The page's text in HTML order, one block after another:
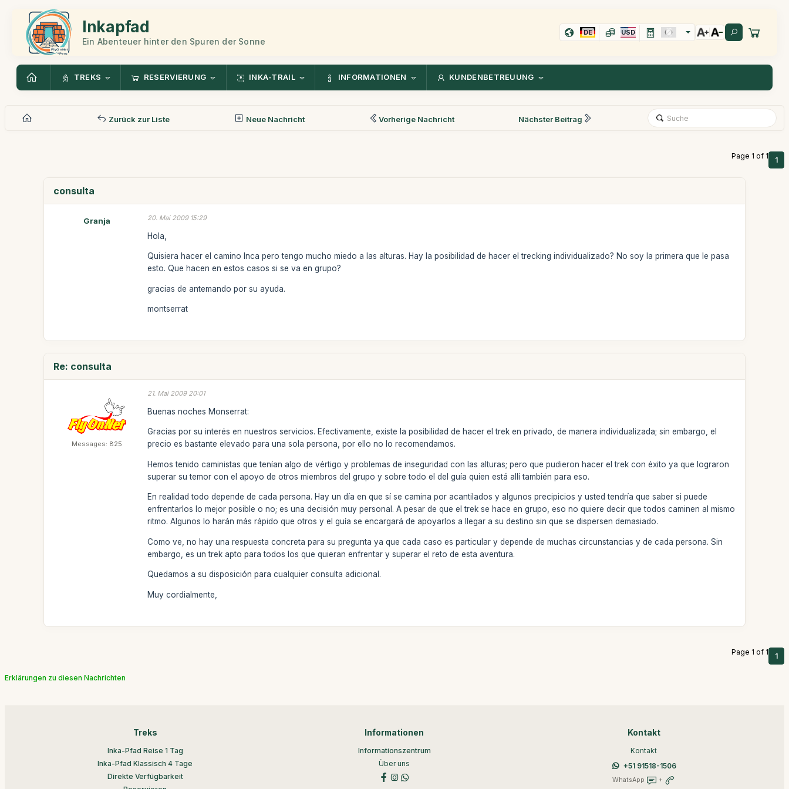
Inkapfad
Ein Abenteuer hinter den Spuren der Sonne
DE USD
TREKS RESERVIERUNG INKA-TRAIL INFORMATIONEN KUNDENBETREUUNG
Zurück zur Liste Neue Nachricht Vorherige Nachricht Nächster Beitrag
Page 1 of 1 1
consulta
Granja 20. Mai 2009 15:29
Hola,
Quisiera hacer el camino Inca pero tengo mucho miedo a las alturas. Hay la posibilidad de hacer el trecking individualizado? No soy la primera que le pasa
esto. Que hacen en estos casos si se va en grupo?
gracias de antemando por su ayuda.
montserrat
Re: consulta
Messages: 825
21. Mai 2009 20:01
Buenas noches Monserrat:
Gracias por su interés en nuestros servicios. Efectivamente, existe la posibilidad de hacer el trek en privado, de manera individualizada; sin embargo, el
precio es bastante elevado para una sola persona, por ello no lo recomendamos.
Hemos tenido caministas que tenían algo de vértigo y problemas de inseguridad con las alturas; pero que pudieron hacer el trek con éxito ya que lograron
superar su temor con el apoyo de otros miembros del grupo y sobre todo el del guía quien está allí también para eso.
En realidad todo depende de cada persona. Hay un día en que sí se camina por acantilados y algunos precipicios y usted tendría que saber si puede
enfrentarlos lo mejor posible o no; es una decisión muy personal. A pesar de que el trek se hace en grupo, eso no quiere decir que todos caminen al mismo
ritmo. Algunos lo harán más rápido que otros y el guía se encargará de apoyarlos a llegar a su destino sin que se dispersen demasiado.
Como ve, no hay una respuesta concreta para su pregunta ya que cada caso es particular y depende de muchas circunstancias y de cada persona. Sin
embargo, es un trek apto para todos los que quieran enfrentar y superar el reto de esta aventura.
Quedamos a su disposición para cualquier consulta adicional.
Muy cordialmente,
Page 1 of 1 1
Erklärungen zu diesen Nachrichten
Treks
Inka-Pfad Reise 1 Tag
Inka-Pfad Klassisch 4 Tage
Direkte Verfügbarkeit
Informationen
Informationszentrum
Über uns
Kontakt
Kontakt
+51 91518-1506
WhatsApp +